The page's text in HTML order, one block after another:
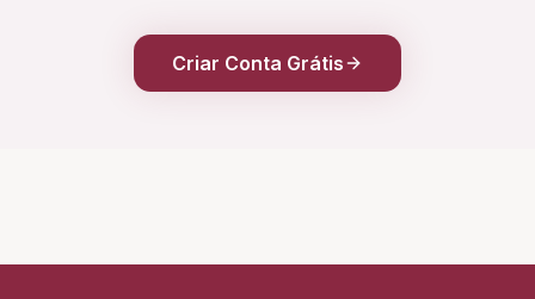
Criar Conta Grátis